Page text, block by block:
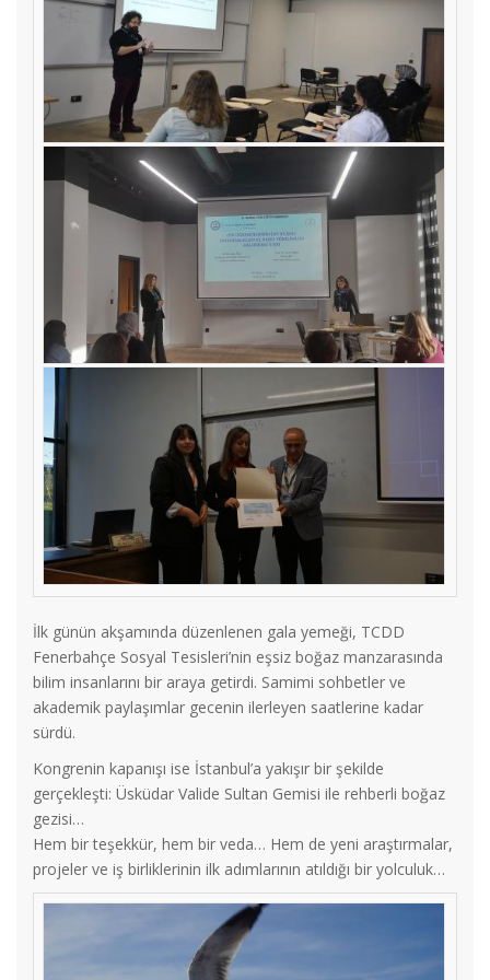
İlk günün akşamında düzenlenen gala yemeği, TCDD
Fenerbahçe Sosyal Tesisleri’nin eşsiz boğaz manzarasında
bilim insanlarını bir araya getirdi. Samimi sohbetler ve
akademik paylaşımlar gecenin ilerleyen saatlerine kadar
sürdü.
Kongrenin kapanışı ise İstanbul’a yakışır bir şekilde
gerçekleşti: Üsküdar Valide Sultan Gemisi ile rehberli boğaz
gezisi…
Hem bir teşekkür, hem bir veda… Hem de yeni araştırmalar,
projeler ve iş birliklerinin ilk adımlarının atıldığı bir yolculuk…